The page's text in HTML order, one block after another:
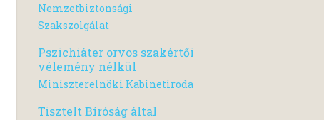
Nemzetbiztonsági
Szakszolgálat
Pszichiáter orvos szakértői
vélemény nélkül
Miniszterelnöki Kabinetiroda
Tisztelt Bíróság által